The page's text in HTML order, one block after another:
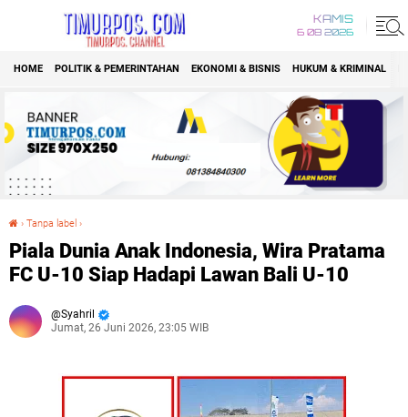
KAMIS
6 08 2026
HOME POLITIK & PEMERINTAHAN EKONOMI & BISNIS HUKUM & KRIMINAL
› Tanpa label ›
Piala Dunia Anak Indonesia, Wira Pratama
FC U-10 Siap Hadapi Lawan Bali U-10
Syahril
Jumat, 26 Juni 2026, 23:05 WIB